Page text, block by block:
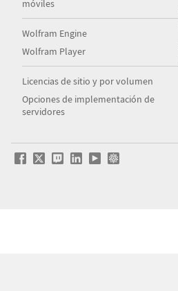
móviles
Wolfram Engine
Wolfram Player
Licencias de sitio y por volumen
Opciones de implementación de
servidores